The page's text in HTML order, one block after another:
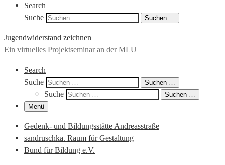
Search
Suche
Suchen …
Jugendwiderstand zeichnen
Ein virtuelles Projektseminar an der MLU
Search
Suche
Suchen …
Suche
Suchen …
Menü
Gedenk- und Bildungsstätte Andreasstraße
sandruschka. Raum für Gestaltung
Bund für Bildung e.V.